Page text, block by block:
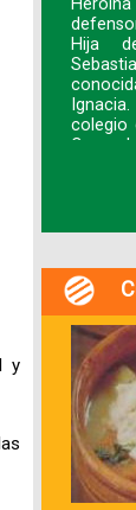
y
Hija
colegio
Coro y